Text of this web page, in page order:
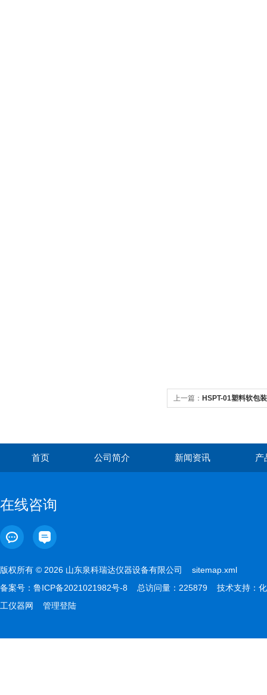
上一篇： HSPT-01塑料软包
首页 公司简介 新闻资讯 产
在线咨询
版权所有 © 2026 山东泉科瑞达仪器设备有限公司 sitemap.xml
备案号： 鲁ICP备2021021982号-8 总访问量：225879 技术支持： 化
工仪器网
管理登陆